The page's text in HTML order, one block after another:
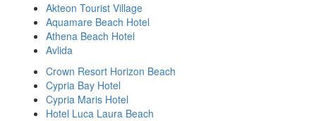
Akteon Tourist Village
Aquamare Beach Hotel
Athena Beach Hotel
Avlida
Crown Resort Horizon Beach
Cypria Bay Hotel
Cypria Maris Hotel
Hotel Luca Laura Beach